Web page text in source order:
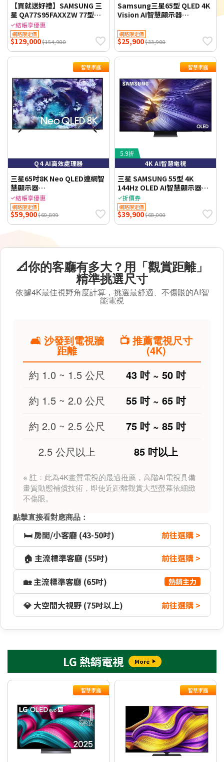
【買就送好禮】SAMSUNG 三
星 QA77S95FAXXZW 77型
OLED S95F 4K 智慧顯示器 尊
榮安裝
結帳享優惠
網路限定價
$129,000$154,900
Samsung三星65型 QLED 4K
Vision AI智慧顯示器
基本安裝【智慧家庭】
網路限定價
$25,900$33,900
智慧家庭
Q4 AI高效處理器
三星65吋8K Neo QLED連網智
慧顯示器
QA65QN900FXXZW(含標準安
裝)WIFI聯網 【智慧家庭】
結帳享優惠
網路限定價
$59,900$60,899
5.9折
智慧家庭
4K AI智慧電視
三星 SAMSUNG 55型 4K
144Hz OLED AI智慧顯示器
55S90F QA55S90FAXXZW (不
含安裝) 【智慧家庭】
折價券
網路限定價
$39,900$68,000
📐你的客廳有多大？用「觀賞距離」
精準挑選尺寸
依據4K最佳視野角度計算，挑選最舒適、不傷眼的AI智
能電視
🛋️ 沙發到電視牆
距離
📺 推薦電視尺寸
(4K)
約 1.0 ~ 1.5 公尺
43 吋 ~ 50 吋
約 1.5 ~ 2.0 公尺
55 吋 ~ 65 吋
約 2.0 ~ 2.5 公尺
75 吋 ~ 85 吋
2.5 公尺以上
85 吋以上
※ 註：此為4K畫質電視的最適推薦，高階AI電視具備
畫質動態補償技術，即使近距離觀賞大型螢幕依細緻
不傷眼。
點擊直接看對應商品：
🛏️ 房間/小客廳 (43-50吋)
前往選購 >
🏠 主流標準客廳 (55吋)
前往選購 >
🏡 主流標準客廳 (65吋)
熱銷主力
💎 大空間大視野 (75吋以上) 前往選購 >
LG 熱銷電視 More
智慧家庭 智慧家庭